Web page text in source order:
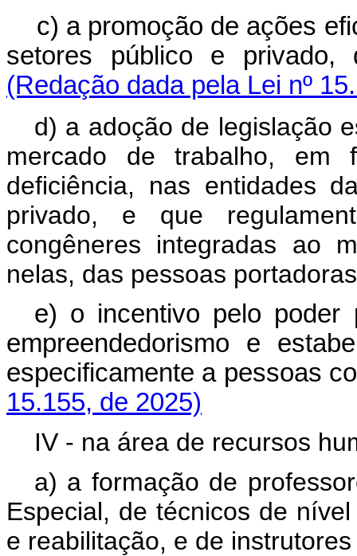
c) a promoção de ações
setores público e
(Redação dada pela Lei nº
d) a adoção de legislação
mercado de trabalho, em
deficiência, nas entidades
privado, e que
congêneres integradas ao
nelas, das pessoas
e) o incentivo pelo poder
empreendedorismo e
especificamente a pessoas
15.155, de 2025)
IV - na área de recursos
a) a formação de
Especial, de técnicos de
e reabilitação, e de